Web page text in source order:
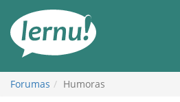
turinį
Forumas Humoras